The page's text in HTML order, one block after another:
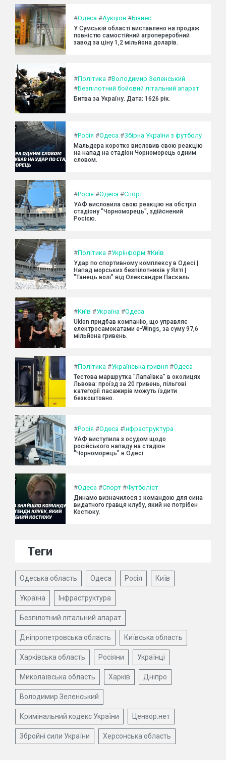
#Одеса #Аукціон #Бізнес
У Сумській області виставлено на продаж
повністю самостійний агропереробний
завод за ціну 1,2 мільйона доларів.
#Політика #Володимир Зеленський
#Безпілотний бойовий літальний апарат
Битва за Україну. Дата: 1626 рік.
#Росія #Одеса #Збірна України з футболу
Мальдера коротко висловив свою реакцію
на напад на стадіон Чорноморець одним
словом.
#Росія #Одеса #Спорт
УАФ висловила свою реакцію на обстріл
стадіону "Чорноморець", здійснений
Росією.
#Політика #Укрінформ #Київ
Удар по спортивному комплексу в Одесі |
Напад морських безпілотників у Ялті |
"Танець волі" від Олександри Паскаль
#Київ #Україна #Одеса
Uklon придбав компанію, що управляє
електросамокатами e-Wings, за суму 97,6
мільйона гривень.
#Політика #Українська гривня #Одеса
Тестова маршрутка "Лапаївка" в околицях
Львова: проїзд за 20 гривень, пільгові
категорії пасажирів можуть їздити
безкоштовно.
#Росія #Одеса #Інфраструктура
УАФ виступила з осудом щодо
російського нападу на стадіон
"Чорноморець" в Одесі.
#Одеса #Спорт #Футболіст
Динамо визначилося з командою для сина
видатного гравця клубу, який не потрібен
Костюку.
Теги
Одеська область Одеса Росія Київ
Україна Інфраструктура
Безпілотний літальний апарат
Дніпропетровська область Київська область
Харківська область Росіяни Українці
Миколаївська область Харків Дніпро
Володимир Зеленський
Кримінальний кодекс України Цензор.нет
Збройні сили України Херсонська область